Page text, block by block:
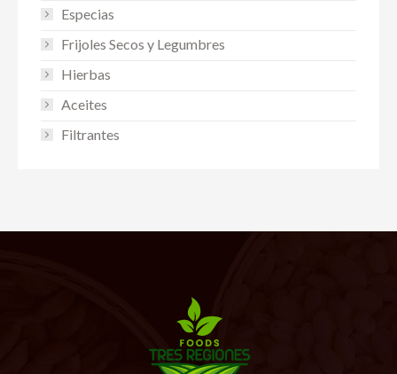
Especias
Frijoles Secos y Legumbres
Hierbas
Aceites
Filtrantes